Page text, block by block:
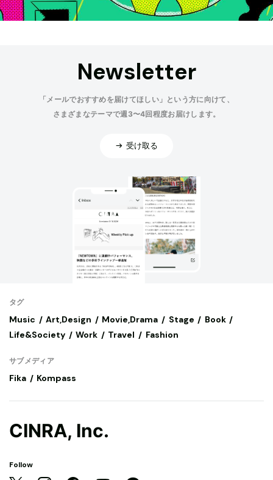
Newsletter
「メールでおすすめを届けてほしい」という方に向けて、
さまざまなテーマで週3〜4回程度お届けします。
受け取る
タグ
Music Art,Design Movie,Drama Stage
Book
Life&Society
Work Travel Fashion
サブメディア
Fika Kompass
CINRA, Inc.
Follow